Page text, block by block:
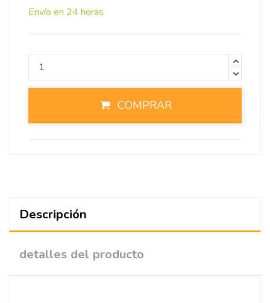
Envío en 24 horas
COMPRAR
Descripción
detalles del producto